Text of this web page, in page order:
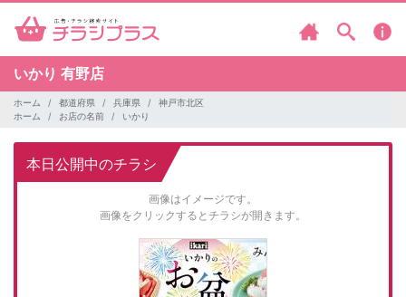
いかり 有野店
ホーム 都道府県 兵庫県
神戸市北区
ホーム
お店の名前 いかり
本日公開中のチラシ
画像はイメージです。
画像をクリックするとチラシが開きます。